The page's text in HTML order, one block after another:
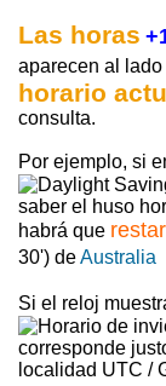
Las horas
aparecen al
horario
consulta.
Por ejemplo, si
saber el huso
habrá que
30') deAustralia
Si el reloj
corresponde
localidad UTC /